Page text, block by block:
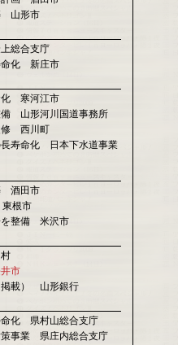
山形市
総合支庁
命化 新庄市
化 寒河江市
備 山形河川国道事務所
修 西川町
長寿命化 日本下水道事業
酒田市
根市
を整備 米沢市
市
掲載） 山形銀行
命化 県村山総合支庁
策事業 県庄内総合支庁